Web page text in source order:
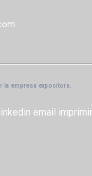
la empresa expositora.
linkedin email imprimir